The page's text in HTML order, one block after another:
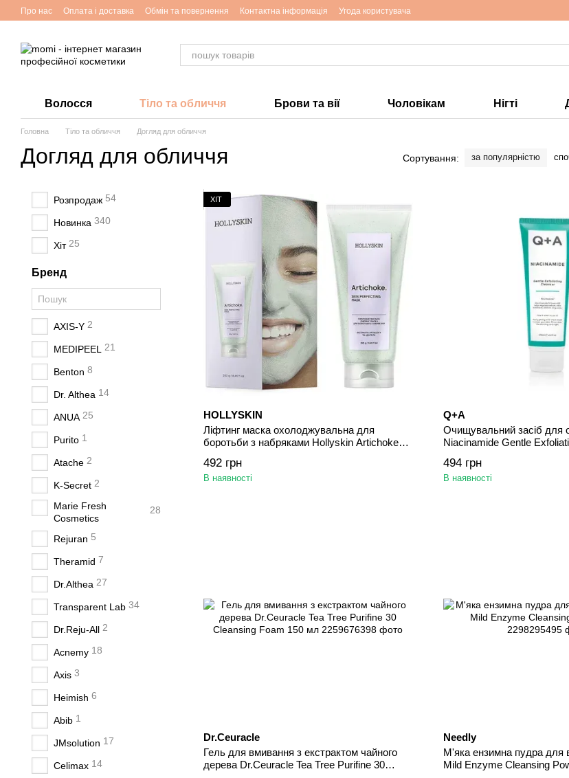
Перейти до основного контенту
Про нас Оплата і доставка Обмін та повернення Контактна інформація Угода користувача
Волосся Тіло та обличчя Брови та вії Чоловікам Нігті
Головна Тіло та обличчя Догляд для обличчя
Догляд для обличчя Сортування: за популярністю
ХІТ
HOLLYSKIN
Ліфтинг маска охолоджувальна для
боротьби з набряками Hollyskin Artichoke
492 грн
В наявності
Q+A
Очищувальний засіб для
Niacinamide Gentle
494 грн
В наявності
Dr.Ceuracle
Гель для вмивання з екстрактом чайного
дерева Dr.Ceuracle Tea Tree Purifine 30
Needly
М'яка ензимна пудра для
Mild Enzyme Cleansing
Розпродаж 54
Новинка 340
Хіт 25
Бренд
AXIS-Y 2
MEDIPEEL 21
Benton 8
Dr. Althea 14
ANUA 25
Purito 1
Atache 2
K-Secret 2
Marie Fresh
Cosmetics
28
Rejuran 5
Theramid 7
Dr.Althea 27
Transparent Lab 34
Dr.Reju-All 2
Acnemy 18
Axis 3
Heimish 6
Abib 1
JMsolution 17
Celimax 14